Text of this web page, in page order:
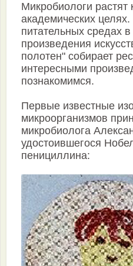
Микробиологи растят
академических
питательных средах
произведения
полотен" собирает
интересными
познакомимся.
Первые известные
микроорганизмов
микробиолога
удостоившегося
пенициллина: